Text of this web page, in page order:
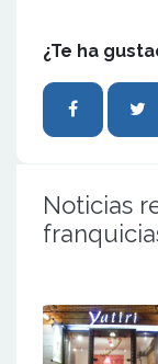
¿Te ha
Noticias